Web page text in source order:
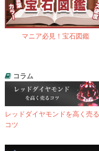
マニア必見！宝石図鑑
コラム
レッドダイヤモンドを高く売る
コツ